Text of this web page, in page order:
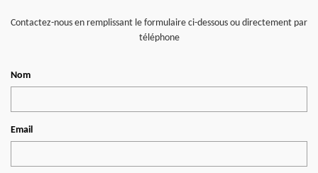
Contactez-nous en remplissant le formulaire ci-dessous ou directement par
téléphone
Nom
Email